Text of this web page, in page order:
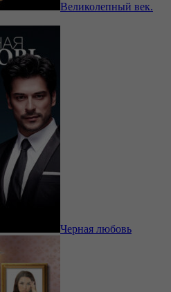
Великолепный век.
Черная любовь